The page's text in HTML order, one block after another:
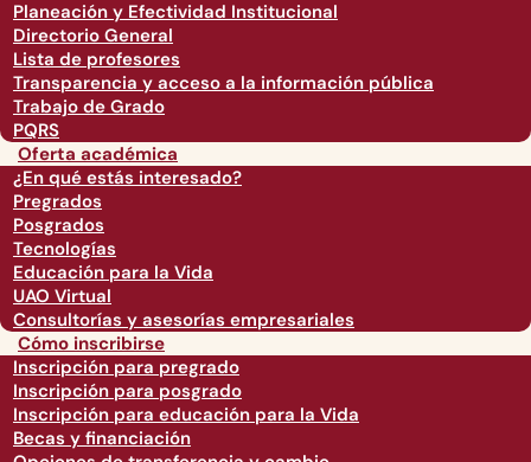
Planeación y Efectividad Institucional
Directorio General
Lista de profesores
Transparencia y acceso a la información pública
Trabajo de Grado
PQRS
Oferta académica
¿En qué estás interesado?
Pregrados
Posgrados
Tecnologías
Educación para la Vida
UAO Virtual
Consultorías y asesorías empresariales
Cómo inscribirse
Inscripción para pregrado
Inscripción para posgrado
Inscripción para educación para la Vida
Becas y financiación